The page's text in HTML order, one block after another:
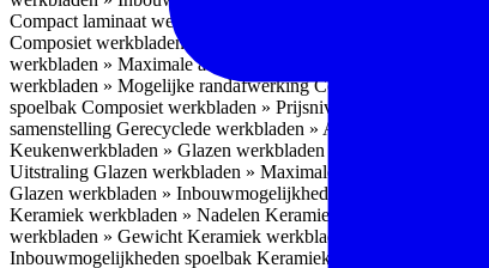
Compact laminaat werkbladen » Kenmerken
Composiet werkbladen » Eigenschappen
werkbladen » Maximale afmetingen
werkbladen » Mogelijke randafwerkingComposiet
spoelbak Composiet werkbladen » Prijsniveau
samenstelling Gerecyclede werkbladen » Aandachtspunten /
Keukenwerkbladen » Glazen werkbladen
Uitstraling Glazen werkbladen » Maximale afmetingen
Glazen werkbladen » Inbouwmogelijkheden spoelbak
Keramiek werkbladen » Nadelen Keramiek werkbladen »
werkbladen » Gewicht Keramiek werkbladen »
Inbouwmogelijkheden spoelbak Keramiek werkbladen »